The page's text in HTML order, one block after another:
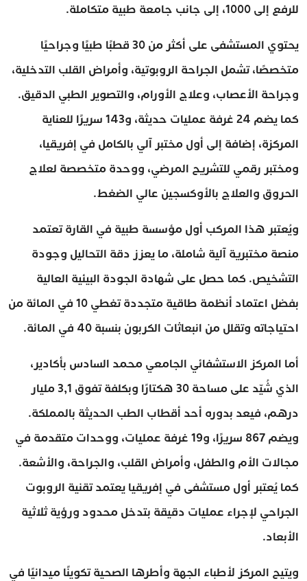
للرفع إلى 1000، إلى جانب جامعة طبية متكاملة.
يحتوي المستشفى على أكثر من 30 قطبًا طبيًا وجراحيًا
متخصصًا، تشمل الجراحة الروبوتية، وأمراض القلب التدخلية،
وجراحة الأعصاب، وعلاج الأورام، والتصوير الطبي الدقيق.
كما يضم 24 غرفة عمليات حديثة، و143 سريرًا للعناية
المركزة، إضافة إلى أول مختبر آلي بالكامل في إفريقيا،
ومختبر رقمي للتشريح المرضي، ووحدة متخصصة لعلاج
الحروق والعلاج بالأوكسجين عالي الضغط.
ويُعتبر هذا المركب أول مؤسسة طبية في القارة تعتمد
منصة مختبرية آلية شاملة، ما يعزز دقة التحاليل وجودة
التشخيص. كما حصل على شهادة الجودة البيئية العالية
بفضل اعتماد أنظمة طاقية متجددة تغطي 10 في المائة من
احتياجاته وتقلل من انبعاثات الكربون بنسبة 40 في المائة.
أما المركز الاستشفائي الجامعي محمد السادس بأكادير،
الذي شُيّد على مساحة 30 هكتارًا وبكلفة تفوق 3,1 مليار
درهم، فيعد بدوره أحد أقطاب الطب الحديثة بالمملكة.
ويضم 867 سريرًا، و19 غرفة عمليات، ووحدات متقدمة في
مجالات الأم والطفل، وأمراض القلب، والجراحة، والأشعة.
كما يُعتبر أول مستشفى في إفريقيا يعتمد تقنية الروبوت
الجراحي لإجراء عمليات دقيقة بتدخل محدود ورؤية ثلاثية
الأبعاد.
ويتيح المركز لأطباء الجهة وأطرها الصحية تكوينًا ميدانيًا في